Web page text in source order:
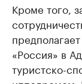
Кроме того,
«Россия» в
туристско-